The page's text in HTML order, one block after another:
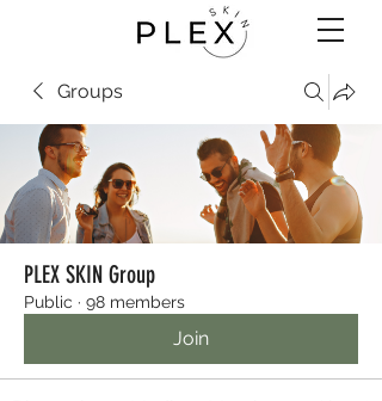
Groups
PLEX SKIN Group
Public · 98 members
Join